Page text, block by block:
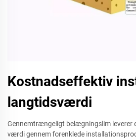
Kostnadseffektiv
langtidsværdi
Gennemtrængeligt belægningslim
værdi gennem forenklede